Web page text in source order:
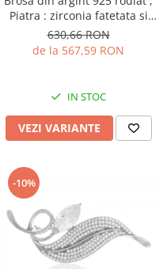
Piatra : zirconia fatetata si
transparenta
630,66 RON
de la 567,59 RON
IN STOC
VEZI VARIANTE
-10%